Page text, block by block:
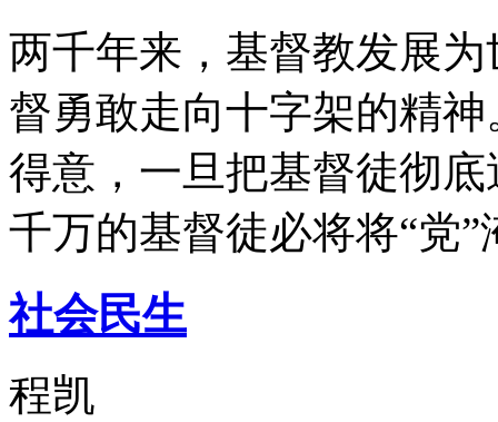
两千年来，基督教发展
督勇敢走向十字架的精
得意，一旦把基督徒彻
千万的基督徒必将将“党”
社会民生
程凯